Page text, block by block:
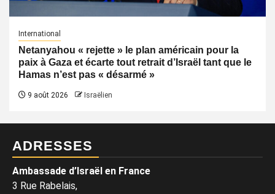
International
Netanyahou « rejette » le plan américain pour la
paix à Gaza et écarte tout retrait d’Israël tant que le
Hamas n’est pas « désarmé »
9 août 2026 Israëlien
ADRESSES
Ambassade d’Israël en France
3 Rue Rabelais,